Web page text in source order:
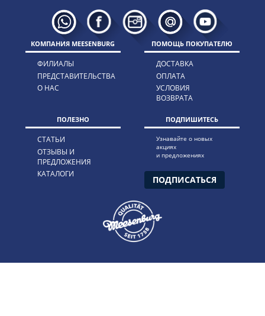
КОМПАНИЯ MEESENBURG
ФИЛИАЛЫ
ПРЕДСТАВИТЕЛЬСТВА
О НАС
ПОМОЩЬ ПОКУПАТЕЛЮ
ДОСТАВКА
ОПЛАТА
УСЛОВИЯ
ВОЗВРАТА
ПОЛЕЗНО
СТАТЬИ
ОТЗЫВЫ И
ПРЕДЛОЖЕНИЯ
КАТАЛОГИ
ПОДПИШИТЕСЬ
Узнавайте о новых
акциях
и предложениях
ПОДПИСАТЬСЯ